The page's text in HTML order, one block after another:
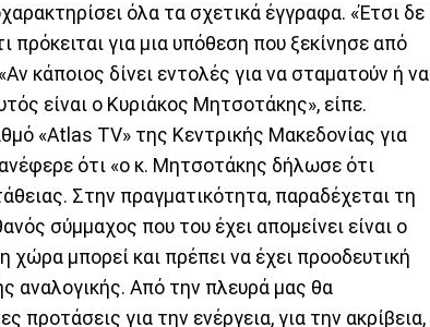
όλα τα σχετικά έγγραφα. «Έτσι δε
πρόκειται για μια υπόθεση που ξεκίνησε από
κάποιος δίνει εντολές για να σταματούν ή να
είναι ο Κυριάκος Μητσοτάκης», είπε.
«Atlas TV» της Κεντρικής Μακεδονίας για
ότι «ο κ. Μητσοτάκης δήλωσε ότι
Στην πραγματικότητα, παραδέχεται τη
σύμμαχος που του έχει απομείνει είναι ο
μπορεί και πρέπει να έχει προοδευτική
αναλογικής. Από την πλευρά μας θα
προτάσεις για την ενέργεια, για την ακρίβεια,